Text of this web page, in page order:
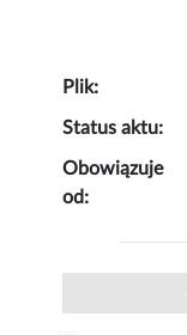
Plik:
Status aktu:
Obowiązuje
od: